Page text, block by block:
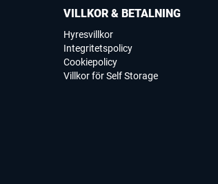
VILLKOR & BETALNING
Hyresvillkor
Integritetspolicy
Cookiepolicy
Villkor för Self Storage